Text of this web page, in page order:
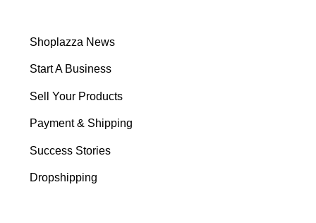
Shoplazza News
Start A Business
Sell Your Products
Payment & Shipping
Success Stories
Dropshipping